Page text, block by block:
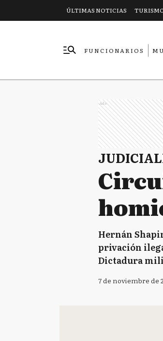
ÚLTIMAS NOTICIAS
FUNCIONARIOS
Ads
Hernán
privación
Dictadura
7 de noviembre de